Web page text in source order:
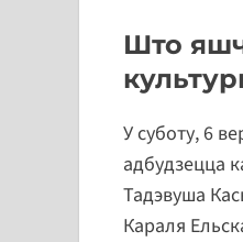
Што
У суботу, 6
адбудзецца
Тадэвуша
Караля